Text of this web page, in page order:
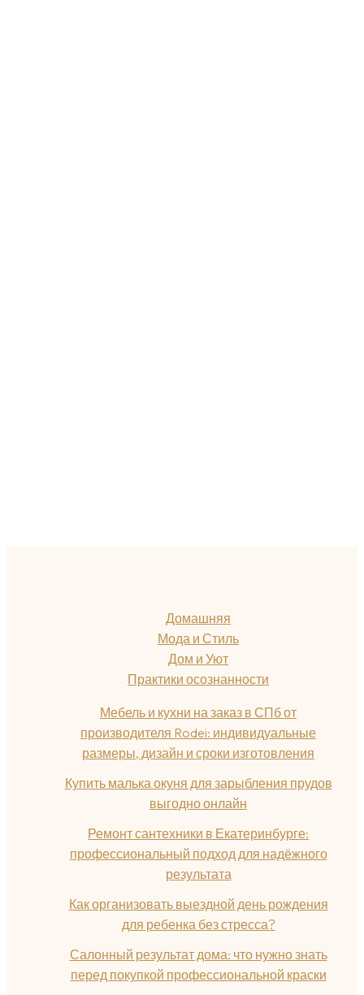
Домашняя
Мода и Стиль
Дом и Уют
Практики осознанности
Мебель и кухни на заказ в СПб от
производителя Rodei: индивидуальные
размеры, дизайн и сроки изготовления
Купить малька окуня для зарыбления прудов
выгодно онлайн
Ремонт сантехники в Екатеринбурге:
профессиональный подход для надёжного
результата
Как организовать выездной день рождения
для ребенка без стресса?
Салонный результат дома: что нужно знать
перед покупкой профессиональной краски